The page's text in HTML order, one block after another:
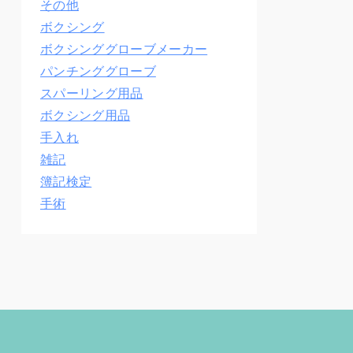
その他
ボクシング
ボクシンググローブメーカー
パンチンググローブ
スパーリング用品
ボクシング用品
手入れ
雑記
簿記検定
手術